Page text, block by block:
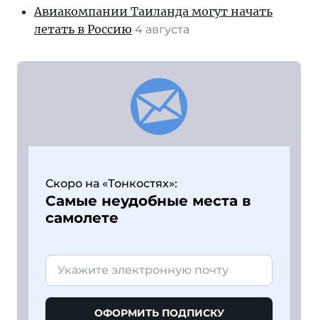
Авиакомпании Таиланда могут начать
летать в Россию 4 августа
Скоро на «Тонкостях»:
Самые неудобные места в
самолете
ОФОРМИТЬ ПОДПИСКУ